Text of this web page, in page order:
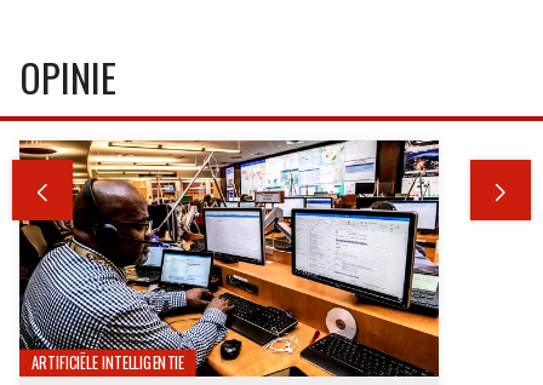
OPINIE
 
ARTIFICIËLE INTELLIGENTIE